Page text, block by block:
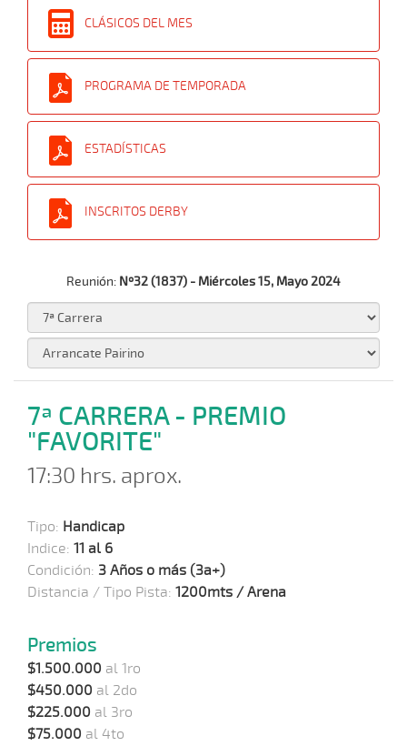
CLÁSICOS DEL MES
PROGRAMA DE TEMPORADA
ESTADÍSTICAS
INSCRITOS DERBY
Reunión: Nº32 (1837) - Miércoles 15, Mayo 2024
7ª CARRERA - PREMIO
"FAVORITE"
17:30 hrs. aprox.
Tipo: Handicap
Indice: 11 al 6
Condición: 3 Años o más (3a+)
Distancia / Tipo Pista: 1200mts / Arena
Premios
$1.500.000 al 1ro
$450.000 al 2do
$225.000 al 3ro
$75.000 al 4to